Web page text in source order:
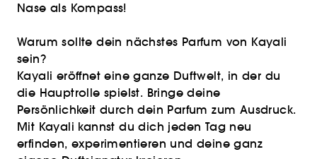
Nase als Kompass!
Warum sollte dein nächstes Parfum von Kayali
sein?
Kayali eröffnet eine ganze Duftwelt, in der du
die Hauptrolle spielst. Bringe deine
Persönlichkeit durch dein Parfum zum Ausdruck.
Mit Kayali kannst du dich jeden Tag neu
erfinden, experimentieren und deine ganz